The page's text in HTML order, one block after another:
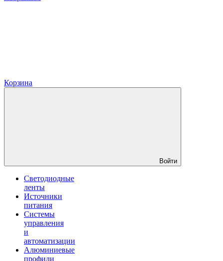
Корзина
Войти
Светодиодные
ленты
Источники
питания
Системы
управления
и
автоматизации
Алюминиевые
профили